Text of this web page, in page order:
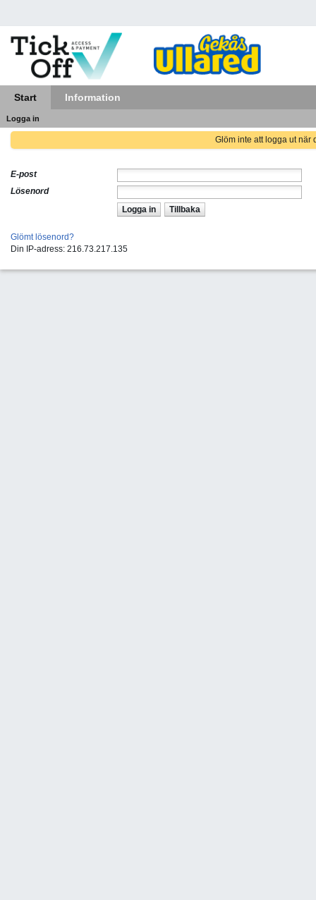
Start Information
Logga in
Glöm inte att logga ut när
E-post
Lösenord
Logga in
Tillbaka
Glömt lösenord?
Din IP-adress: 216.73.217.135